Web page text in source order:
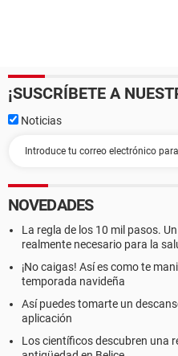
¡SUSCRÍBETE A
Noticias
NOVEDADES
La regla de los 10 mil pasos.
realmente necesario para la
¡No caigas! Así es como te
temporada navideña
Así puedes tomarte un
aplicación
Los científicos descubren una